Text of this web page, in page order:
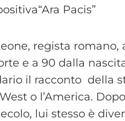
Pacis”
regista romano,
e a 90 dalla
il racconto della
o l’America.
lui stesso è